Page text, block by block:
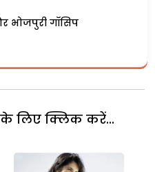
भोजपुरी गॉसिप
लिए क्लिक करें...